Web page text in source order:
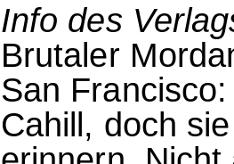
Info des
Brutaler
San
Cahill, doch